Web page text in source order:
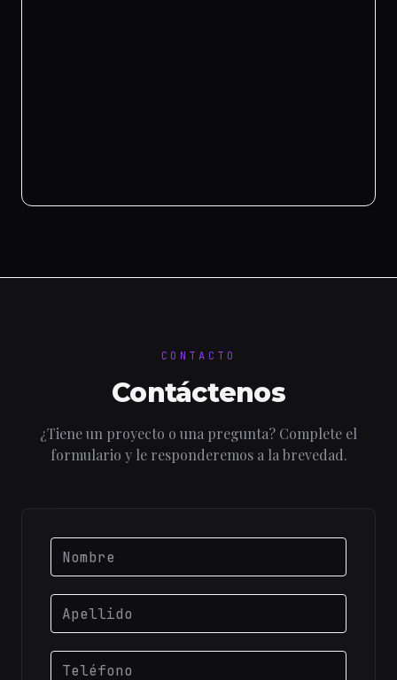
CONTACTO
Contáctenos
¿Tiene un proyecto o una pregunta? Complete el
formulario y le responderemos a la brevedad.